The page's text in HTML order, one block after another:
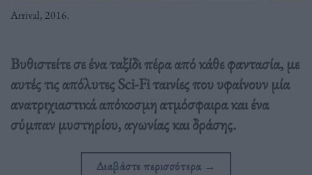
Arrival, 2016.
Βυθιστείτε σε ένα ταξίδι πέρα από κάθε φαντασία, με
αυτές τις απόλυτες Sci-Fi ταινίες που υφαίνουν μία
ανατριχιαστικά απόκοσμη ατμόσφαιρα και ένα
σύμπαν μυστηρίου, αγωνίας και δράσης.
Διαβάστε περισσότερα →